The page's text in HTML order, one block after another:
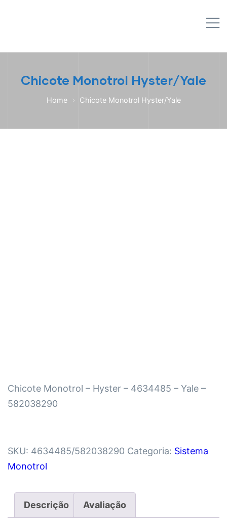
Chicote Monotrol Hyster/Yale
Home Chicote Monotrol Hyster/Yale
Chicote Monotrol – Hyster – 4634485 – Yale –
582038290
SKU: 4634485/582038290 Categoria: Sistema
Monotrol
Descrição Avaliação